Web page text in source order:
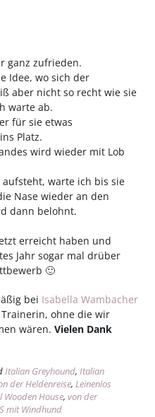
ganz zufrieden.
Idee, wo sich der
aber nicht so recht wie sie
warte ab.
für sie etwas
Platz.
wird wieder mit Lob
warte ich bis sie
Nase wieder an den
dann belohnt.
erreicht haben und
Jahr sogar mal drüber
🙂
bei Isabella Wambacher
ohne die wir
wären. Vielen Dank
Italian Greyhound, Italian
der Heldenreise, Leinenlos
Wooden House, von der
mit Windhund